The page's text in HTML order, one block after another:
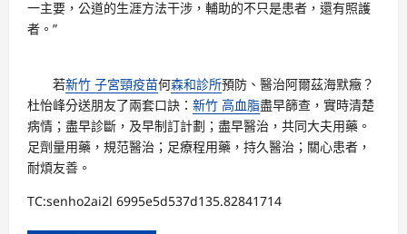
一主要，公道的生涯方法干涉，輔助的不只是患者，還有照護
者。”
若新竹 子宮頸疫苗何森和診所預防、醫治阿爾茲海默癥？
杜怡峰分送朋友了兩套口訣： 新竹 高血脂盡早篩查，實時清楚
病情；盡早診斷，及早制訂計劃；盡早醫治，共同大夫用藥。
足劑量用藥，規范醫治；足療程用藥，持久醫治；關心患者，
耐煩友善。
TC:senho2ai2l 6995e5d537d135.82841714